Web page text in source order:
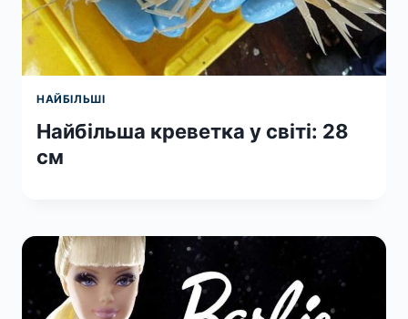
НАЙБІЛЬШІ
Найбільша креветка у світі: 28
см